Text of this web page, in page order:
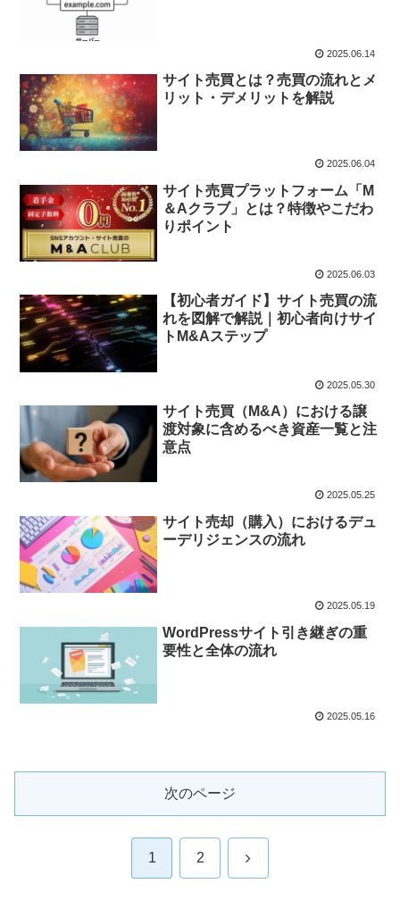
2025.06.14
サイト売買とは？売買の流れとメ
リット・デメリットを解説
2025.06.04
サイト売買プラットフォーム「M
＆Aクラブ」とは？特徴やこだわ
りポイント
2025.06.03
【初心者ガイド】サイト売買の流
れを図解で解説｜初心者向けサイ
トM&Aステップ
2025.05.30
サイト売買（M&A）における譲
渡対象に含めるべき資産一覧と注
意点
2025.05.25
サイト売却（購入）におけるデュ
ーデリジェンスの流れ
2025.05.19
WordPressサイト引き継ぎの重
要性と全体の流れ
2025.05.16
次のページ
1 2 次